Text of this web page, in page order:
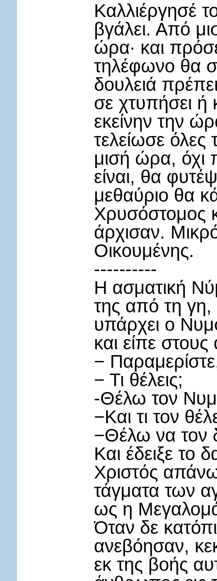
Καλλιέργησέ
βγάλει. Από
ώρα∙ και
τηλέφωνο θα
δουλειά
σε χτυπήσει ή
εκείνην την
τελείωσε όλες
μισή ώρα, όχι
είναι, θα
μεθαύριο θα
Χρυσόστομος
άρχισαν.
Οικουμένης.
----------
Η ασματική
της από τη γη,
υπάρχει ο
και είπε
−
− Τι θέλεις;
-Θέλω τον
−Και τι τον
−Θέλω να τον
Και έδειξε το
Χριστός
τάγματα των
ως η
Όταν δε
ανεβόησαν,
εκ της βοής